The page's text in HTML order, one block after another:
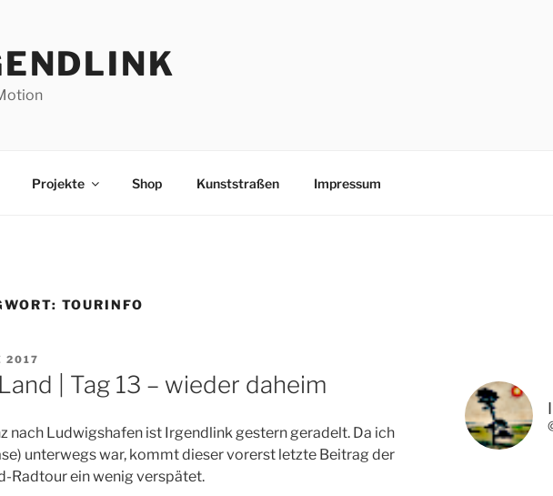
Projekte Shop Kunststraßen Impressum
TOURINFO
2017
| Tag 13 – wieder daheim
nach Ludwigshafen ist Irgendlink gestern geradelt. Da ich
unterwegs war, kommt dieser vorerst letzte Beitrag der
Radtour ein wenig verspätet.